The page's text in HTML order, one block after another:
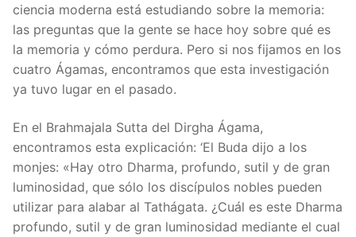
ciencia moderna está estudiando sobre la memoria:
las preguntas que la gente se hace hoy sobre qué es
la memoria y cómo perdura. Pero si nos fijamos en los
cuatro Ágamas, encontramos que esta investigación
ya tuvo lugar en el pasado.
En el Brahmajala Sutta del Dirgha Ágama,
encontramos esta explicación: ‘El Buda dijo a los
monjes: «Hay otro Dharma, profundo, sutil y de gran
luminosidad, que sólo los discípulos nobles pueden
utilizar para alabar al Tathágata. ¿Cuál es este Dharma
profundo, sutil y de gran luminosidad mediante el cual